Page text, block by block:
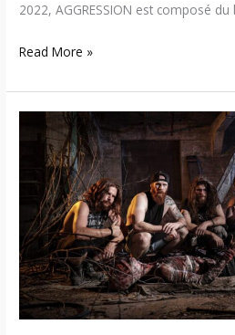
2022, AGGRESSION est composé
Read More »
Flesh
Shrine
Premier
album
« The
Grand
Apostasy »
maintenant